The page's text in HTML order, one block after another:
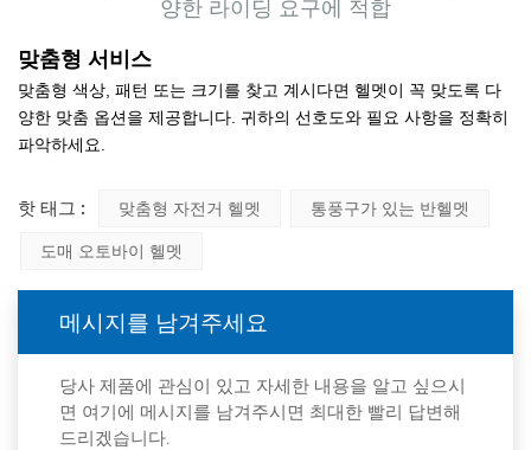
양한 라이딩 요구에 적합
맞춤형 서비스
맞춤형 색상, 패턴 또는 크기를 찾고 계시다면 헬멧이 꼭 맞도록 다
양한 맞춤 옵션을 제공합니다. 귀하의 선호도와 필요 사항을 정확히
파악하세요.
핫 태그 : 맞춤형 자전거 헬멧
통풍구가 있는 반헬멧
도매 오토바이 헬멧
메시지를 남겨주세요
당사 제품에 관심이 있고 자세한 내용을 알고 싶으시
면 여기에 메시지를 남겨주시면 최대한 빨리 답변해
드리겠습니다.